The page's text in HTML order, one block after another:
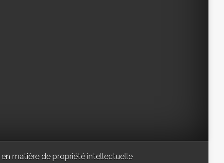
matière de propriété intellectuelle